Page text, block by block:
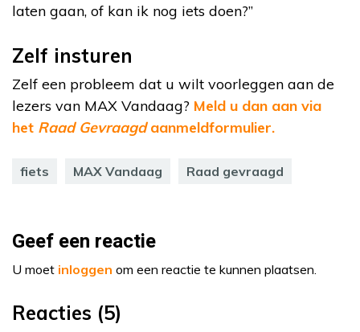
laten gaan, of kan ik nog iets doen?”
Zelf insturen
Zelf een probleem dat u wilt voorleggen aan de
lezers van MAX Vandaag? Meld u dan aan via
het Raad Gevraagdaanmeldformulier.
fiets MAX Vandaag Raad gevraagd
Geef een reactie
U moet inloggen om een reactie te kunnen plaatsen.
Reacties (5)